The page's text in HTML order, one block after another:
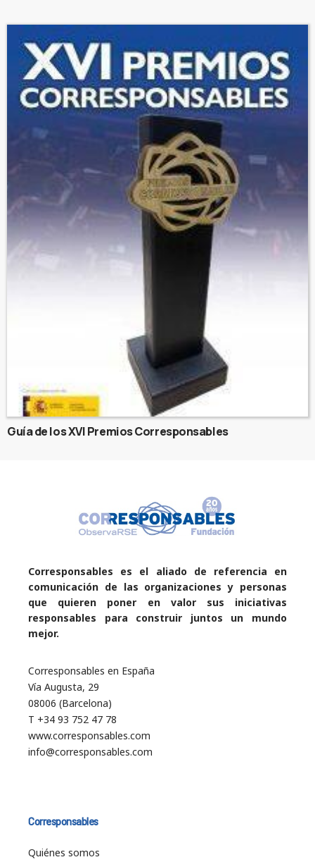
Guía de los XVI Premios Corresponsables
Corresponsables es el aliado de referencia en
comunicación de las organizaciones y personas
que quieren poner en valor sus iniciativas
responsables para construir juntos un mundo
mejor.
Corresponsables en España
Vía Augusta, 29
08006 (Barcelona)
T +34 93 752 47 78
www.corresponsables.com
info@corresponsables.com
Corresponsables
Quiénes somos